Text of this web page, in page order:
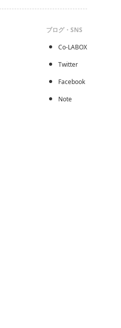
ブログ・SNS
Co-LABOX
Twitter
Facebook
Note